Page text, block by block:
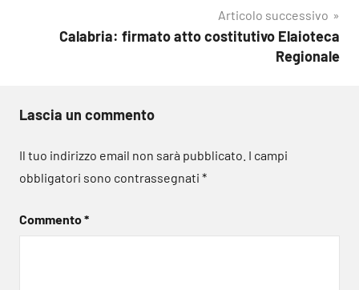
Articolo successivo
Calabria: firmato atto costitutivo Elaioteca
Regionale
Lascia un commento
Il tuo indirizzo email non sarà pubblicato. I campi
obbligatori sono contrassegnati *
Commento*